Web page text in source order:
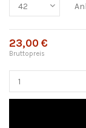
23,00 €
Bruttopreis